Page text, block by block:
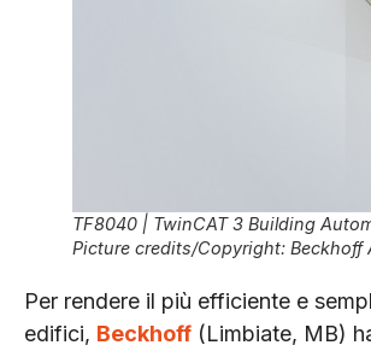
TF8040 | TwinCAT 3 Building
Picture credits/Copyright: Beckhoff
Per rendere il più efficiente e
edifici, Beckhoff (Limbiate, MB)